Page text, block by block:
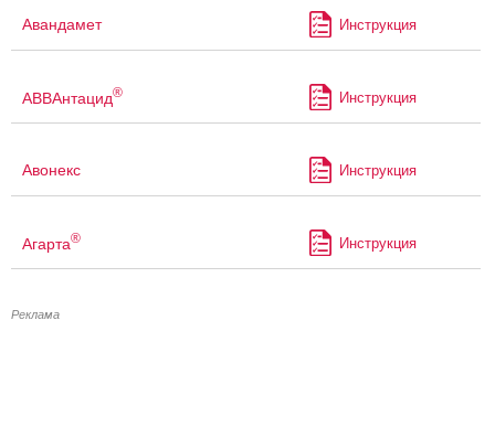
Авандамет Инструкция
АВВАнтацид® Инструкция
Авонекс Инструкция
Агарта® Инструкция
Реклама